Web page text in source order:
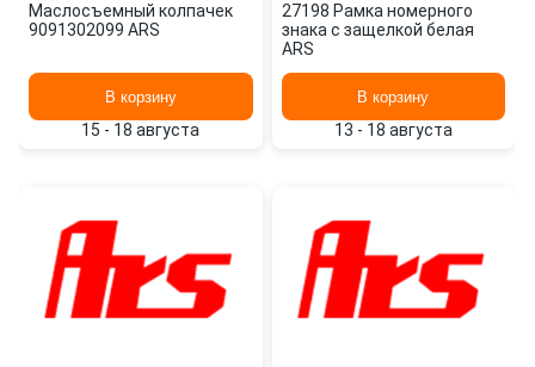
Маслосъемный колпачек
9091302099 ARS
В корзину
15 - 18 августа
27198 Рамка номерного
знака с защелкой белая
ARS
В корзину
13 - 18 августа